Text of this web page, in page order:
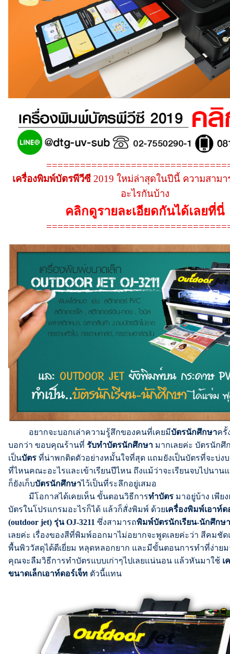
เครื่องพิมพ์บัตรพีวีซี2019 ใหม่ล่าสุดในปีนี้ ความสามา
อะไรกันบ้าง
คลิกดูรายละเอียดกันได้เลยที่นี่
อยากจะบอกเล่าความรู้สึกของคนที่เคยมีบัตรนักศึกษาครั้
บอกว่า ขอบคุณร้านที่ รับทำบัตรนักศึกษา มากเลยค่ะ บัตรนักศึ
เป็นบัตรที่น่าพกติดตัวอย่างหมั้นใจที่สุด แถมยังเป็นบัตรที่จะบ่งบ
ที่ไหนคณะอะไรและเข้าเรียนปีไหน ถึงแม้ว่าจะเรียนจบไปนาน
ก็ยังเก็บบัตรนักศึกษาไว้เป็นที่ระลึกอยู่เสมอ
มีโอกาสได้เคยเห็น ขั้นตอนวิธีการทำบัตร มาอยู่บ้าง เพีย
บัตรในโปรแกรมอะไรก็ได้ แล้วก็สั่งพิมพ์ ด้วยเครื่องพิมพ์เอาท์ด
(outdoor jet) รุ่น OJ-3211 ซึ่งสามารถพิมพ์บัตรนักเรียน-นักศึกษ
เลยค่ะ เรื่องของสีที่พิมพ์ออกมาไม่อยากจะพูดเลยค่ะว่า สีคมชัด
พื้นพิววัสดุได้ดีเยี่ยม หลุดหลอกยาก และมีขั้นตอนการทำที่ง่ายม
คุณจะลืมวิธีการทำบัตรแบบเก่าๆไปเลยแน่นอน แล้วหันมาใช้ เ
ขนาดเล็กเอาท์ดอร์เจ็ท ตัวนี้แทน